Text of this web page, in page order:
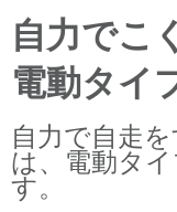
自力でこ
電動タイ
自力で自走
は、電動タ
す。